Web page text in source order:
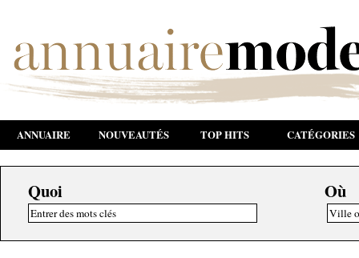
ANNUAIRE NOUVEAUTÉS TOP HITS CATÉGORIES
Quoi Où